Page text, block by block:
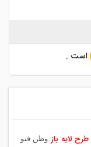
است .
طرح لایه باز وطن فتو